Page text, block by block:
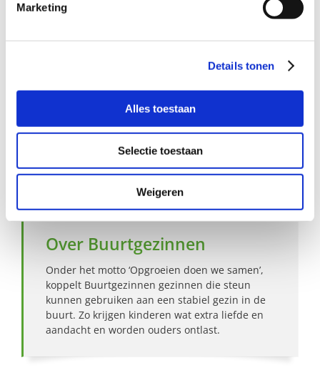
Marketing
Details tonen
Alles toestaan
Selectie toestaan
Weigeren
Dan kun je contact opnemen met Rebecca van ’t Velt,
viarebecca@buurtgezinnen.nl. Of bel: 06 – 29 28 77 37.
Hoe werkt Buurtgezinnen?
Bekijk andere zoekprofielen
Over Buurtgezinnen
Onder het motto ‘Opgroeien doen we samen’,
koppelt Buurtgezinnen gezinnen die steun
kunnen gebruiken aan een stabiel gezin in de
buurt. Zo krijgen kinderen wat extra liefde en
aandacht en worden ouders ontlast.